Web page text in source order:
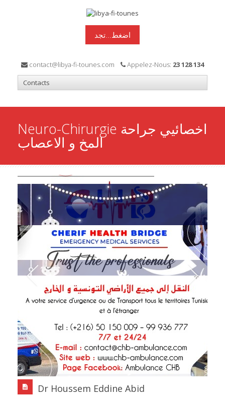
اضغط...تجد
contact@libya-fi-tounes.com Appelez-Nous: 23 128 134
Neuro-Chirurgie اخصائيي جراحة
المخ و الاعصاب
Dr Houssem Eddine Abid